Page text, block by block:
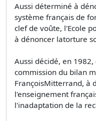
Aussi déterminé à
système français de
clef de voûte, l'Ecole
à dénoncer latorture
Aussi décidé, en
commission du bilan
FrançoisMitterrand, à
l'enseignement
l'inadaptation de la